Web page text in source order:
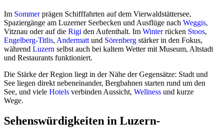
Im Sommerprägen Schifffahrten auf dem Vierwaldstättersee,
Spaziergänge am Luzerner Seebecken und Ausflüge nach Weggis,
Vitznau oder auf die Rigi den Aufenthalt. Im Winterrücken Stoos,
Engelberg-Titlis, Andermatt und Sörenberg stärker in den Fokus,
während Luzern selbst auch bei kaltem Wetter mit Museum, Altstadt
und Restaurants funktioniert.
Die Stärke der Region liegt in der Nähe der Gegensätze: Stadt und
See liegen direkt nebeneinander, Bergbahnen starten rund um den
See, und viele Hotels verbinden Aussicht, Wellness und kurze
Wege.
Sehenswürdigkeiten in Luzern-